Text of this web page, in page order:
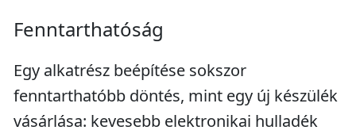
Fenntarthatóság
Egy alkatrész beépítése sokszor
fenntarthatóbb döntés, mint egy új készülék
vásárlása: kevesebb elektronikai hulladék